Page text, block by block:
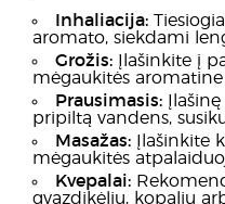
Inhaliacija:
aromato, siekdami
Grožis: Įlašinkite į
mėgaukitės aromatine
Prausimasis:
pripiltą vandens,
Masažas: Įlašinkite
mėgaukitės
Kvepalai:
gvazdikėlių, kopalių